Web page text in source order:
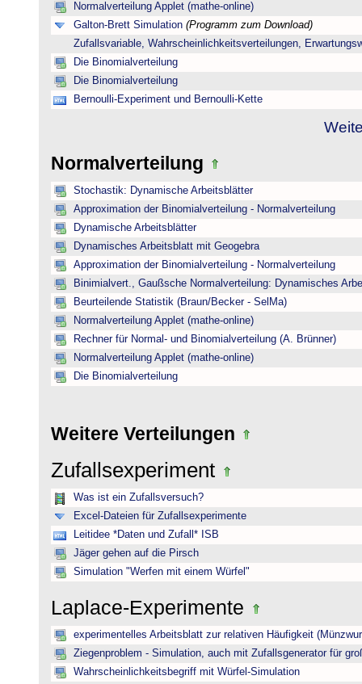
Normalverteilung Applet (mathe-online)
Galton-Brett Simulation (Programm zum Download)
Zufallsvariable, Wahrscheinlichkeitsverteilungen,
Die Binomialverteilung
Die Binomialverteilung
Bernoulli-Experiment und Bernoulli-Kette
Normalverteilung
Stochastik: Dynamische Arbeitsblätter
Approximation der Binomialverteilung - Normalverteilung
Dynamische Arbeitsblätter
Dynamisches Arbeitsblatt mit Geogebra
Approximation der Binomialverteilung - Normalverteilung
Binimialvert., Gaußsche Normalverteilung: Dynamisches
Beurteilende Statistik (Braun/Becker - SelMa)
Normalverteilung Applet (mathe-online)
Rechner für Normal- und Binomialverteilung (A. Brünner)
Normalverteilung Applet (mathe-online)
Die Binomialverteilung
Weitere Verteilungen
Zufallsexperiment
Was ist ein Zufallsversuch?
Excel-Dateien für Zufallsexperimente
Leitidee *Daten und Zufall* ISB
Jäger gehen auf die Pirsch
Simulation "Werfen mit einem Würfel"
Laplace-Experimente
experimentelles Arbeitsblatt zur relativen Häufigkeit
Ziegenproblem - Simulation, auch mit Zufallsgenerator für
Wahrscheinlichkeitsbegriff mit Würfel-Simulation